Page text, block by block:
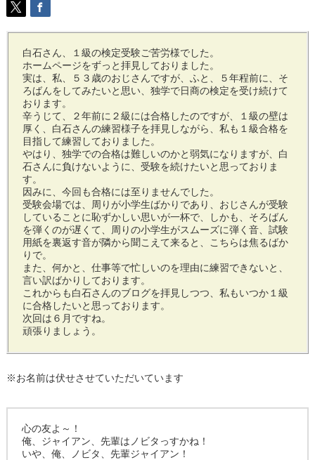
白石さん、１級の検定受験ご苦労様でした。
ホームページをずっと拝見しておりました。
実は、私、５３歳のおじさんですが、ふと、５年程前に、そ
ろばんをしてみたいと思い、独学で日商の検定を受け続けて
おります。
辛うじて、２年前に２級には合格したのですが、１級の壁は
厚く、白石さんの練習様子を拝見しながら、私も１級合格を
目指して練習しておりました。
やはり、独学での合格は難しいのかと弱気になりますが、白
石さんに負けないように、受験を続けたいと思っておりま
す。
因みに、今回も合格には至りませんでした。
受験会場では、周りが小学生ばかりであり、おじさんが受験
していることに恥ずかしい思いが一杯で、しかも、そろばん
を弾くのが遅くて、周りの小学生がスムーズに弾く音、試験
用紙を裏返す音が隣から聞こえて来ると、こちらは焦るばか
りで。
また、何かと、仕事等で忙しいのを理由に練習できないと、
言い訳ばかりしております。
これからも白石さんのブログを拝見しつつ、私もいつか１級
に合格したいと思っております。
次回は６月ですね。
頑張りましょう。
※お名前は伏せさせていただいています
心の友よ～！
俺、ジャイアン、先輩はノビタっすかね！
いや、俺、ノビタ、先輩ジャイアン！